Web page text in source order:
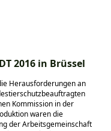
2016 in Brüssel
Herausforderungen an
Kommission in der
waren die
der Arbeitsgemeinschaft